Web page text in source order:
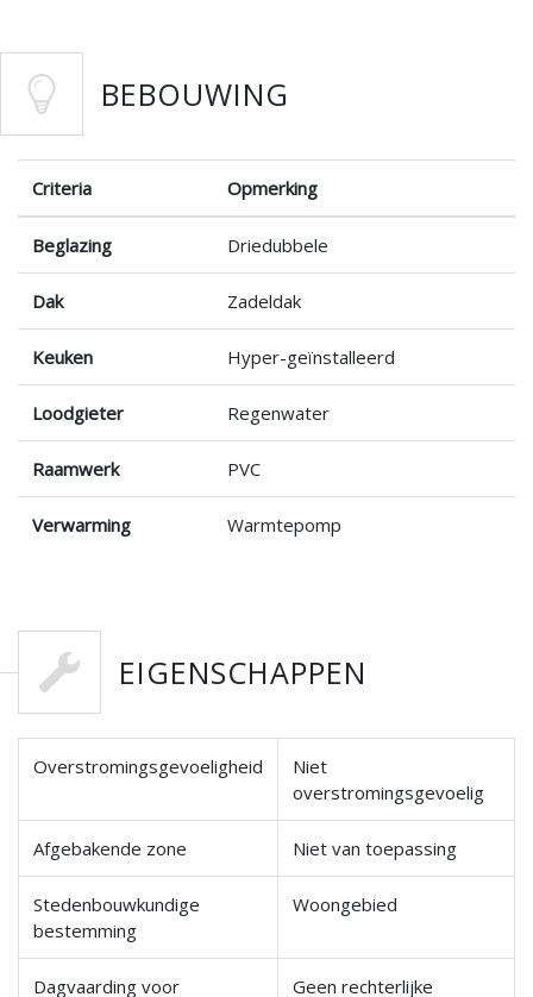
BEBOUWING
Criteria Opmerking
Beglazing Driedubbele
Dak Zadeldak
Keuken Hyper-geïnstalleerd
Loodgieter Regenwater
Raamwerk PVC
Verwarming Warmtepomp
EIGENSCHAPPEN
Overstromingsgevoeligheid
Niet
overstromingsgevoelig
Afgebakende zone Niet van toepassing
Stedenbouwkundige
bestemming
Woongebied
Dagvaarding voor Geen rechterlijke